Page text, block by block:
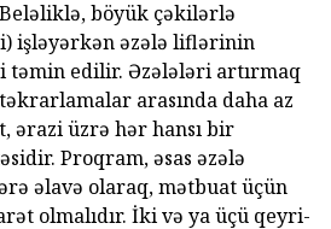
böyük çəkilərlə
işləyərkən əzələ liflərinin
təmin edilir. Əzələləri artırmaq
arasında daha az
ərazi üzrə hər hansı bir
Proqram, əsas əzələ
əlavə olaraq, mətbuat üçün
olmalıdır. İki və ya üçü qeyri-